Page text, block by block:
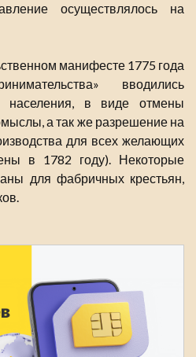
осуществлялось на
манифесте 1775 года
вводились
населения, в виде отмены
а так же разрешение на
для всех желающих
в 1782 году). Некоторые
для фабричных крестьян,